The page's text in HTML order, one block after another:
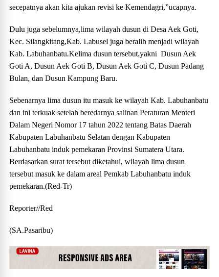
secepatnya akan kita ajukan revisi ke Kemendagri,”ucapnya.
Dulu juga sebelumnya,lima wilayah dusun di Desa Aek Goti,
Kec. Silangkitang,Kab. Labusel juga beralih menjadi wilayah
Kab. Labuhanbatu.Kelima dusun tersebut,yakni Dusun Aek
Goti A, Dusun Aek Goti B, Dusun Aek Goti C, Dusun Padang
Bulan, dan Dusun Kampung Baru.
Sebenarnya lima dusun itu masuk ke wilayah Kab. Labuhanbatu
dan ini terkuak setelah beredarnya salinan Peraturan Menteri
Dalam Negeri Nomor 17 tahun 2022 tentang Batas Daerah
Kabupaten Labuhanbatu Selatan dengan Kabupaten
Labuhanbatu induk pemekaran Provinsi Sumatera Utara.
Berdasarkan surat tersebut diketahui, wilayah lima dusun
tersebut masuk ke dalam areal Pemkab Labuhanbatu induk
pemekaran.(Red-Tr)
Reporter//Red
(SA.Pasaribu)